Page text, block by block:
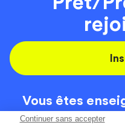
Continuer sans accepter
Vous êtes
On